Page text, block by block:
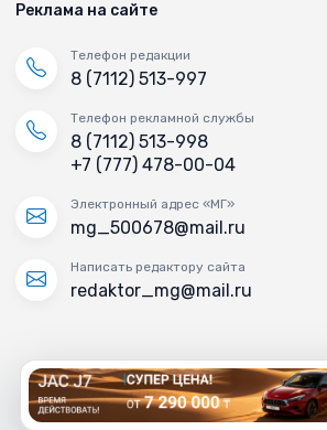
Реклама на сайте
Телефон редакции
8 (7112) 513-997
Телефон рекламной службы
8 (7112) 513-998
+7 (777) 478-00-04
Электронный адрес «МГ»
mg_500678@mail.ru
Написать редактору сайта
redaktor_mg@mail.ru